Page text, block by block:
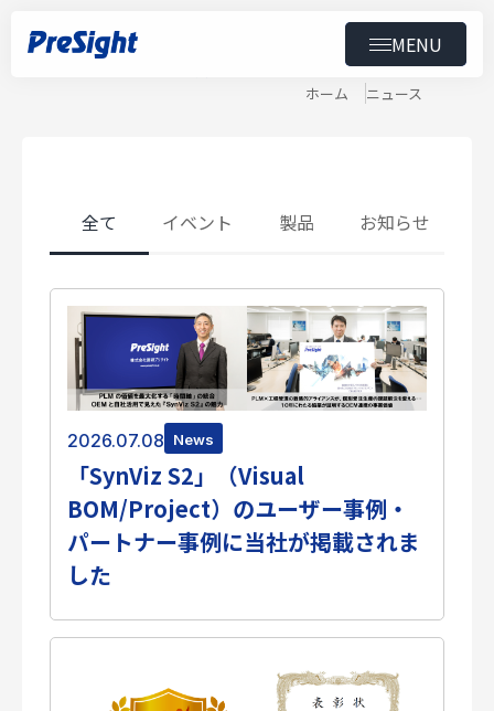
MENU
ニュース
セミナー
ダウンロード
会社情報
スペシャルコンテンツ用語集
採用情報
個人情報保護方針
サイトのご利用にあたって
サイトマップ
News
ホーム ニュース
全て イベント 製品 お知らせ
2026.07.08 News
「SynViz S2」（Visual
BOM/Project）のユーザー事例・
パートナー事例に当社が掲載されま
した